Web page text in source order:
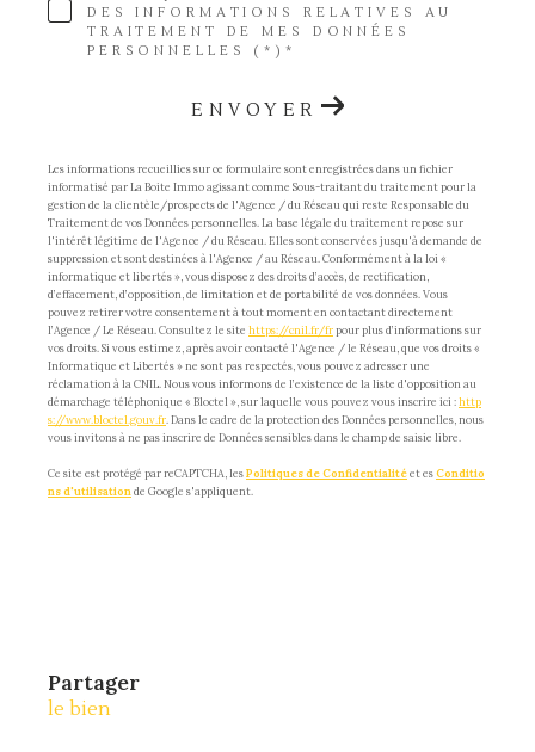
DES INFORMATIONS RELATIVES AU
TRAITEMENT DE MES DONNÉES
PERSONNELLES (*)*
ENVOYER
Les informations recueillies sur ce formulaire sont enregistrées dans un fichier
informatisé par La Boite Immo agissant comme Sous-traitant du traitement pour la
gestion de la clientèle/prospects de l'Agence / du Réseau qui reste Responsable du
Traitement de vos Données personnelles. La base légale du traitement repose sur
l'intérêt légitime de l'Agence / du Réseau. Elles sont conservées jusqu'à demande de
suppression et sont destinées à l'Agence / au Réseau. Conformément à la loi «
informatique et libertés », vous disposez des droits d’accès, de rectification,
d’effacement, d’opposition, de limitation et de portabilité de vos données. Vous
pouvez retirer votre consentement à tout moment en contactant directement
l’Agence / Le Réseau. Consultez le site https://cnil.fr/frpour plus d’informations sur
vos droits. Si vous estimez, après avoir contacté l'Agence / le Réseau, que vos droits «
Informatique et Libertés » ne sont pas respectés, vous pouvez adresser une
réclamation à la CNIL. Nous vous informons de l’existence de la liste d'opposition au
démarchage téléphonique « Bloctel », sur laquelle vous pouvez vous inscrire ici :http
s://www.bloctel.gouv.fr . Dans le cadre de la protection des Données personnelles, nous
vous invitons à ne pas inscrire de Données sensibles dans le champ de saisie libre.
Ce site est protégé par reCAPTCHA, lesPolitiques de Confidentialitéet esConditio
ns d'utilisation de Google s'appliquent.
partager
le bien